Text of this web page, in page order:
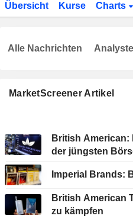
Übersicht Kurse Charts
MarketScreener Artikel
British
der jüngsten
Imperial Brands:
British American
zu kämpfen
Alle Nachrichten